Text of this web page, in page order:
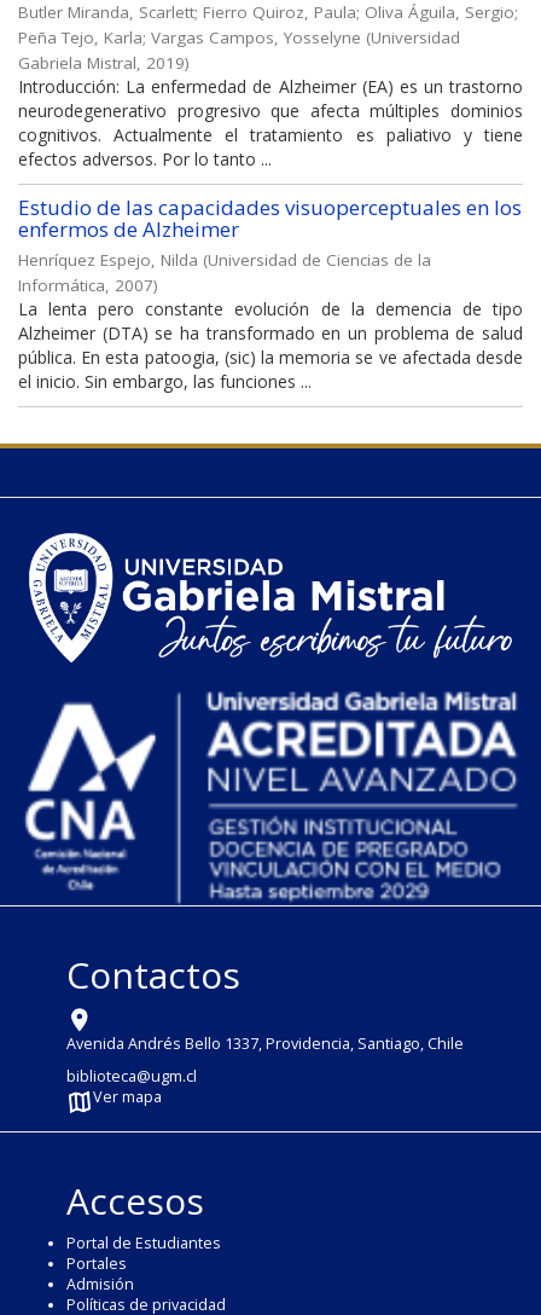
Butler Miranda, Scarlett; Fierro Quiroz, Paula; Oliva Águila, Sergio;
Peña Tejo, Karla; Vargas Campos, Yosselyne (Universidad
Gabriela Mistral, 2019)
Introducción: La enfermedad de Alzheimer (EA) es un trastorno
neurodegenerativo progresivo que afecta múltiples dominios
cognitivos. Actualmente el tratamiento es paliativo y tiene
efectos adversos. Por lo tanto ...
Estudio de las capacidades visuoperceptuales en los
enfermos de Alzheimer
Henríquez Espejo, Nilda (Universidad de Ciencias de la
Informática, 2007)
La lenta pero constante evolución de la demencia de tipo
Alzheimer (DTA) se ha transformado en un problema de salud
pública. En esta patoogia, (sic) la memoria se ve afectada desde
el inicio. Sin embargo, las funciones ...
Contactos
Avenida Andrés Bello 1337, Providencia, Santiago, Chile
biblioteca@ugm.cl
Ver mapa
Accesos
Portal de Estudiantes
Portales
Admisión
Políticas de privacidad